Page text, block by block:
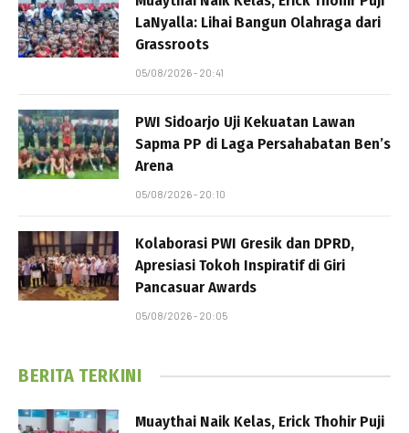
LaNyalla: Lihai Bangun Olahraga dari
Grassroots
05/08/2026 - 20:41
PWI Sidoarjo Uji Kekuatan Lawan
Sapma PP di Laga Persahabatan Ben’s
Arena
05/08/2026 - 20:10
Kolaborasi PWI Gresik dan DPRD,
Apresiasi Tokoh Inspiratif di Giri
Pancasuar Awards
05/08/2026 - 20:05
BERITA TERKINI
Muaythai Naik Kelas, Erick Thohir Puji